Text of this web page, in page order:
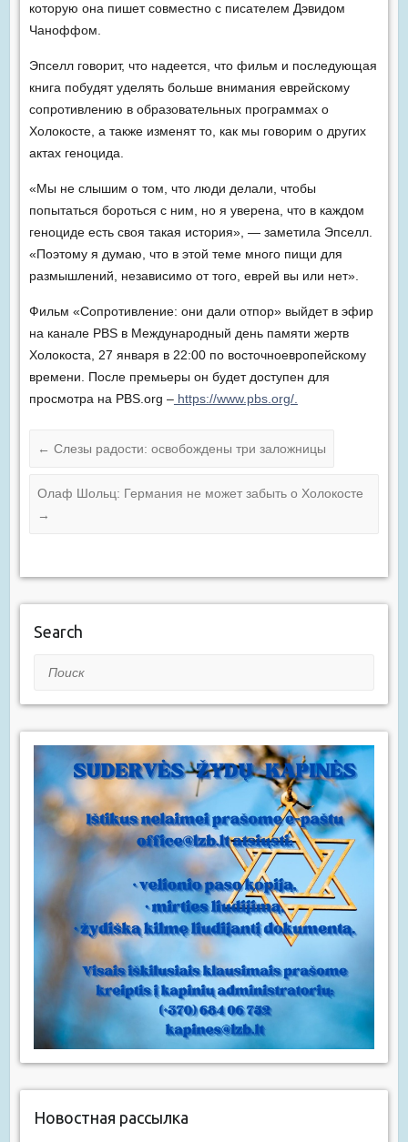
которую она пишет совместно с писателем Дэвидом
Чаноффом.
Эпселл говорит, что надеется, что фильм и последующая
книга побудят уделять больше внимания еврейскому
сопротивлению в образовательных программах о
Холокосте, а также изменят то, как мы говорим о других
актах геноцида.
«Мы не слышим о том, что люди делали, чтобы
попытаться бороться с ним, но я уверена, что в каждом
геноциде есть своя такая история», — заметила Эпселл.
«Поэтому я думаю, что в этой теме много пищи для
размышлений, независимо от того, еврей вы или нет».
Фильм «Сопротивление: они дали отпор» выйдет в эфир
на канале PBS в Международный день памяти жертв
Холокоста, 27 января в 22:00 по восточноевропейскому
времени. После премьеры он будет доступен для
просмотра на PBS.org –https://www.pbs.org/.
← Слезы радости: освобождены три заложницы
Олаф Шольц: Германия не может забыть о Холокосте
→
Search
Поиск
Новостная рассылка